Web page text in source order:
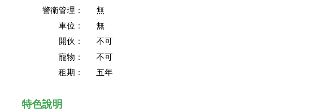
警衛管理：
無
車位：
無
開伙：
不可
寵物：
不可
租期：
五年
特色說明